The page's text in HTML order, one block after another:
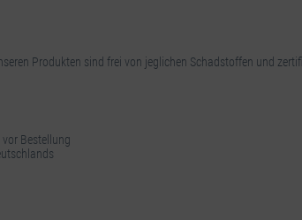
Produkten sind frei von jeglichen Schadstoffen und
Bestellung